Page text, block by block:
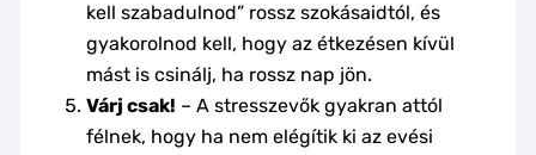
kell szabadulnod” rossz szokásaidtól, és
gyakorolnod kell, hogy az étkezésen kívül
mást is csinálj, ha rossz nap jön.
Várj csak! – A stresszevők gyakran attól
félnek, hogy ha nem elégítik ki az evési